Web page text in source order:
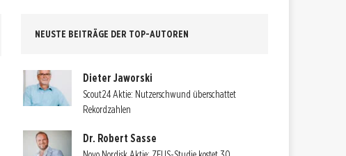
NEUSTE BEITRÄGE DER TOP-AUTOREN
Dieter Jaworski
Scout24 Aktie: Nutzerschwund überschattet
Rekordzahlen
Dr. Robert Sasse